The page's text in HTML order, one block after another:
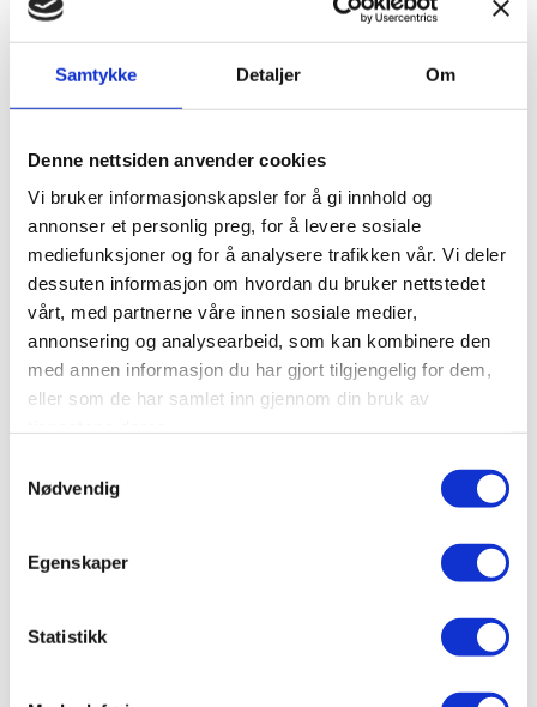
Samtykke Detaljer Om
Denne nettsiden anvender cookies
Vi bruker informasjonskapsler for å gi innhold og
annonser et personlig preg, for å levere sosiale
mediefunksjoner og for å analysere trafikken vår. Vi deler
dessuten informasjon om hvordan du bruker nettstedet
vårt, med partnerne våre innen sosiale medier,
annonsering og analysearbeid, som kan kombinere den
med annen informasjon du har gjort tilgjengelig for dem,
eller som de har samlet inn gjennom din bruk av
Nødvendig
Egenskaper
Statistikk
Dommen viser at det kan være
helst skriftlig.
Eidsivating lagmannsretts dom av
30.10.2024 .
BUSTADOPPFØRINGSLOVA
EIDSIVATING LAGMANNSRETT
JUSS